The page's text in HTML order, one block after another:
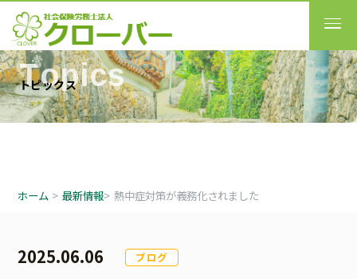
Topics
トピックス
ホーム > 最新情報> 熱中症対策が義務化されました
2025.06.06 ブログ